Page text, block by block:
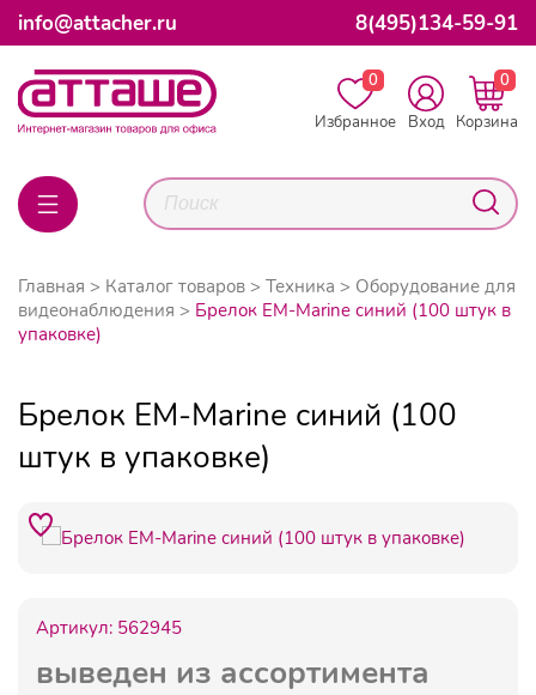
info@attacher.ru 8(495)134-59-91
0
Избранное
Вход
0
Корзина
Главная Каталог товаров Техника
Оборудование для
видеонаблюдения
Брелок EM-Marine синий (100 штук в
упаковке)
Брелок EM-Marine синий (100
штук в упаковке)
Артикул: 562945
выведен из ассортимента